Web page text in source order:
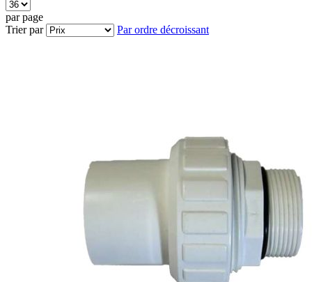
par page
Trier par
Par ordre décroissant